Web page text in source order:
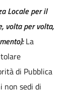
Locale per il
volta per volta,
La
di Pubblica
non sedi di